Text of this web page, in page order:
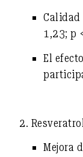
Calidad
1,23; p
El
2.
Mejora